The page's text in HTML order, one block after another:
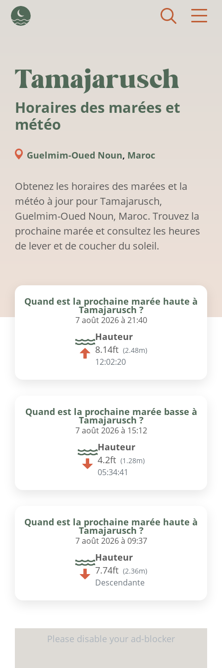
Tamajarusch
Horaires des marées et
météo
Guelmim-Oued Noun, Maroc
Obtenez les horaires des marées et la
météo à jour pour Tamajarusch,
Guelmim-Oued Noun, Maroc. Trouvez la
prochaine marée et consultez les heures
de lever et de coucher du soleil.
Quand est la prochaine marée haute à
Tamajarusch ?
7 août 2026 à 21:40
Hauteur
8.14ft (2.48m)
12:02:20
Quand est la prochaine marée basse à
Tamajarusch ?
7 août 2026 à 15:12
Hauteur
4.2ft (1.28m)
05:34:41
Quand est la prochaine marée haute à
Tamajarusch ?
7 août 2026 à 09:37
Hauteur
7.74ft (2.36m)
Descendante